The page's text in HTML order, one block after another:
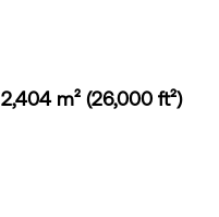
2,404 m² (26,000 ft²)